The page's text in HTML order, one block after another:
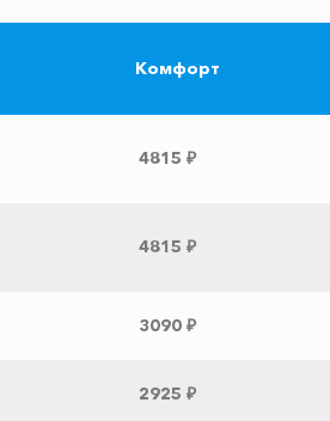
Комфорт
4815 ₽
4815 ₽
3090 ₽
2925 ₽